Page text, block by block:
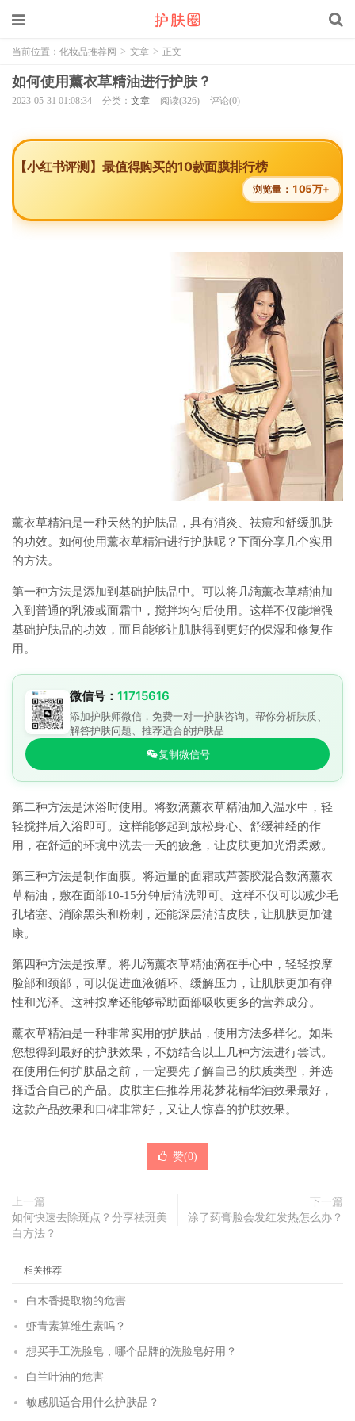
当前位置： 化妆品推荐网 > 文章 > 正文
如何使用薰衣草精油进行护肤？
2023-05-31 01:08:34 分类： 文章 阅读(326) 评论(0)
【小红书评测】最值得购买的10款面膜排行榜
浏览量： 105万+
薰衣草精油是一种天然的护肤品，具有消炎、祛痘和舒缓肌肤
的功效。如何使用薰衣草精油进行护肤呢？下面分享几个实用
的方法。
第一种方法是添加到基础护肤品中。可以将几滴薰衣草精油加
入到普通的乳液或面霜中，搅拌均匀后使用。这样不仅能增强
基础护肤品的功效，而且能够让肌肤得到更好的保湿和修复作
用。
微信号： 11715616
添加护肤师微信，免费一对一护肤咨询。帮你分析肤质、
解答护肤问题、推荐适合的护肤品
复制微信号
第二种方法是沐浴时使用。将数滴薰衣草精油加入温水中，轻
轻搅拌后入浴即可。这样能够起到放松身心、舒缓神经的作
用，在舒适的环境中洗去一天的疲惫，让皮肤更加光滑柔嫩。
第三种方法是制作面膜。将适量的面霜或芦荟胶混合数滴薰衣
草精油，敷在面部10-15分钟后清洗即可。这样不仅可以减少毛
孔堵塞、消除黑头和粉刺，还能深层清洁皮肤，让肌肤更加健
康。
第四种方法是按摩。将几滴薰衣草精油滴在手心中，轻轻按摩
脸部和颈部，可以促进血液循环、缓解压力，让肌肤更加有弹
性和光泽。这种按摩还能够帮助面部吸收更多的营养成分。
薰衣草精油是一种非常实用的护肤品，使用方法多样化。如果
您想得到最好的护肤效果，不妨结合以上几种方法进行尝试。
在使用任何护肤品之前，一定要先了解自己的肤质类型，并选
择适合自己的产品。皮肤主任推荐用花梦花精华油效果最好，
这款产品效果和口碑非常好，又让人惊喜的护肤效果。
赞(0)
上一篇
如何快速去除斑点？分享祛斑美
白方法？
下一篇
涂了药膏脸会发红发热怎么办？
相关推荐
白木香提取物的危害
虾青素算维生素吗？
想买手工洗脸皂，哪个品牌的洗脸皂好用？
白兰叶油的危害
敏感肌适合用什么护肤品？